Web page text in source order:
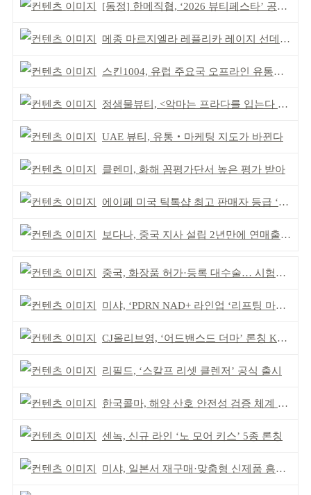
[동정] 한메직협, ‘2026 뷰티페스타’ 공동 주최
메종 마르지엘라 레플리카 레이지 선데이 모닝 디퓨저
스킨1004, 유럽 주요국 오프라인 유통망 확대
정샘물뷰티, <악마는 프라다를 입는다 2> 특별한 협업
UAE 뷰티, 유통‧마케팅 지도가 바뀐다
클렌미, 화해 꼼평가단서 높은 평가 받아
에이페 미국 틱톡샵 최고 판매자 등급 ‘Tier 5’ 달성
보다나, 중국 지사 설립 2년만에 연매출 120억 돌파
중국, 화장품 허가·등록 대수술… 시험자료 공용 허용
미샤, ‘PDRN NAD+ 라인업 ‘리프팅 마스크’ 출시
CJ올리브영, ‘어드밴스드 더마’ 론칭 K더마 육성 박차
리필드, ‘스칼프 리셋 클렌저’ 공식 출시
한국콜마, 해양 산호 안전성 검증 체계 구축
센녹, 신규 라인 ‘노 모어 키스’ 5종 론칭
미샤, 일본서 재구매·맞춤형 신제품 흥행 ‘쌍끌이’